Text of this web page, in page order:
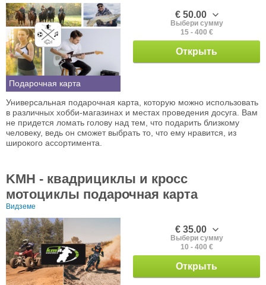
Подарочная карта
€ 50.00
Выбери сумму
15 - 400 €
Открыть
Универсальная подарочная карта, которую можно использовать
в различных хобби-магазинах и местах проведения досуга. Вам
не придется ломать голову над тем, что подарить близкому
человеку, ведь он сможет выбрать то, что ему нравится, из
широкого ассортимента.
KMH - квадрициклы и кросс
мотоциклы подарочная карта
Видземе
€ 35.00
Выбери сумму
10 - 400 €
Открыть